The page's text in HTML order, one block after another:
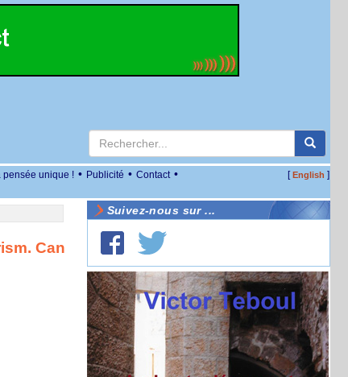
pensée unique ! • Publicité • Contact • [English ]
Can
Suivez-nous sur ...